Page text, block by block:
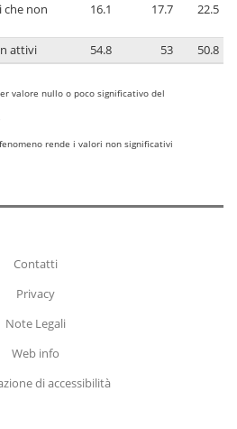
che non
16.1 17.7 22.5
attivi 54.8 53 50.8
valore nullo o poco significativo del
rende i valori non significativi
Contatti
Privacy
Note Legali
Web info
di accessibilità